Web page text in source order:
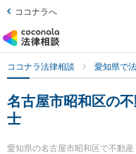
ココナラへ
ココナラ法律相談 愛知県で
名古屋市昭和区の
士
愛知県の名古屋市昭和区で不動